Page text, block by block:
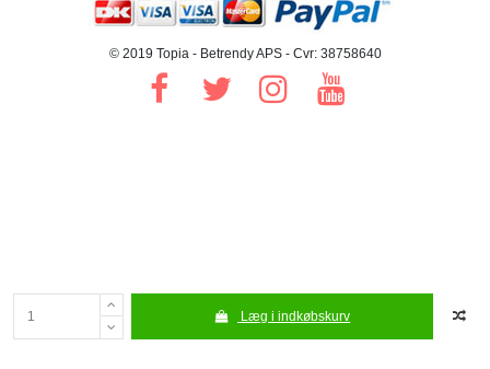
Læg i indkøbskurv
© 2019 Topia - Betrendy APS - Cvr: 38758640